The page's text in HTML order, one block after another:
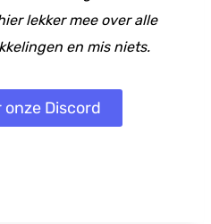
lekker mee over alle
en mis niets.
Discord